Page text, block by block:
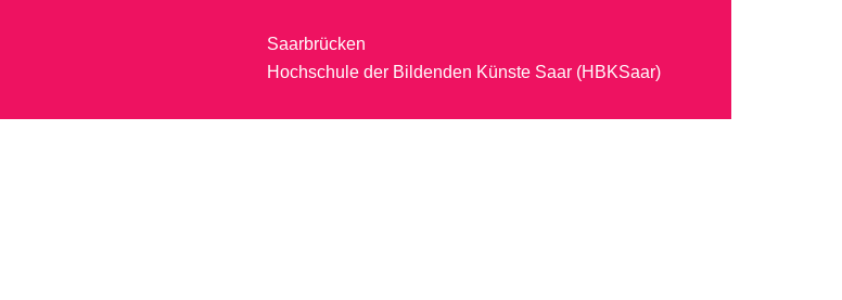
Saarbrücken
Hochschule der Bildenden Künste Saar (HBKSaar)